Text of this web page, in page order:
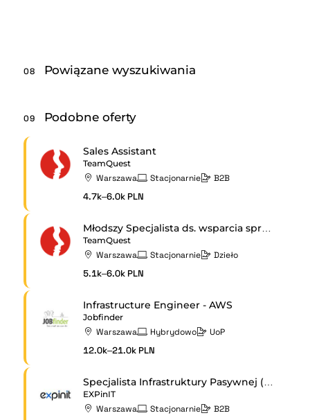
08 Powiązane wyszukiwania
09 Podobne oferty
Sales Assistant
TeamQuest
Warszawa Stacjonarnie B2B
4.7k–6.0k PLN
Młodszy Specjalista ds. wsparcia sprzedaży
TeamQuest
Warszawa Stacjonarnie Dzieło
5.1k–6.0k PLN
Infrastructure Engineer - AWS
Jobfinder
Warszawa Hybrydowo UoP
12.0k–21.0k PLN
Specjalista Infrastruktury Pasywnej (UPS)
EXPinIT
Warszawa Stacjonarnie B2B